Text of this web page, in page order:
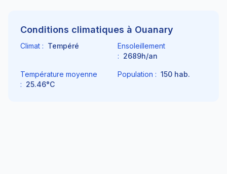
Conditions climatiques à Ouanary
Climat : Tempéré
Ensoleillement
: 2689h/an
Température moyenne
: 25.46°C
Population : 150 hab.